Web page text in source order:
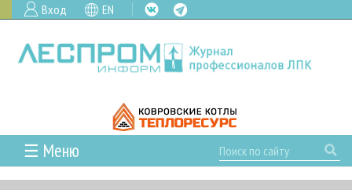
Вход EN
☰ Меню
ГЛАВНАЯ